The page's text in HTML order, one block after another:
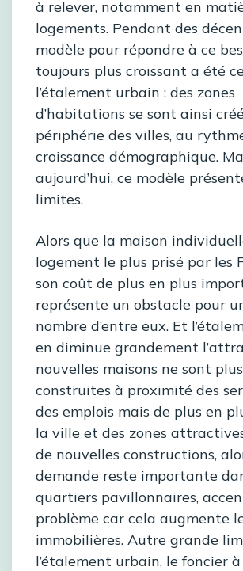
à relever, notamment en
logements. Pendant des
modèle pour répondre à ce
toujours plus croissant a été
l’étalement urbain : des zones
d’habitations se sont ainsi
périphérie des villes, au
croissance démographique.
aujourd’hui, ce modèle
limites.
Alors que la maison
logement le plus prisé par les
son coût de plus en plus
représente un obstacle pour
nombre d’entre eux. Et
en diminue grandement
nouvelles maisons ne sont plus
construites à proximité des
des emplois mais de plus en
la ville et des zones
de nouvelles constructions,
demande reste importante
quartiers pavillonnaires,
problème car cela augmente
immobilières. Autre grande
l’étalement urbain, le foncier